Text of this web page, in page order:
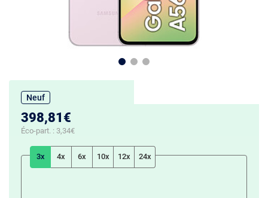
Neuf
398,81€
Éco-part. : 3,34€
3x 4x 6x 10x 12x 24x